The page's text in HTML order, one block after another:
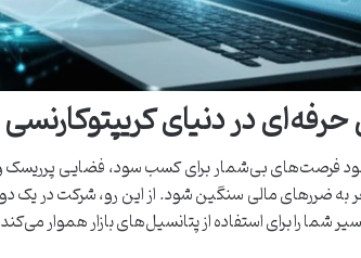
در دنیای کریپتوکارنسی
وجود فرصت‌های بی‌شمار برای کسب سود، فضایی
به ضررهای مالی سنگین شود. از این رو، شرکت در یک
شما را برای استفاده از پتانسیل‌های بازار هموار